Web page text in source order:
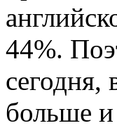
44%.
сегодня,
больше и